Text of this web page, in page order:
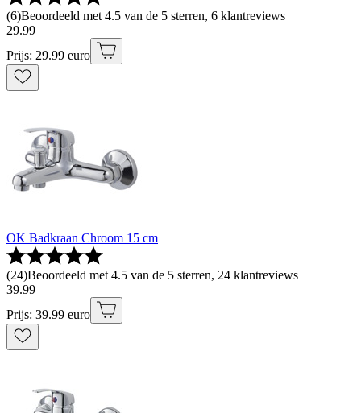
(6)Beoordeeld met 4.5 van de 5 sterren, 6 klantreviews
29.99
Prijs: 29.99 euro
OK Badkraan Chroom 15 cm
(24)Beoordeeld met 4.5 van de 5 sterren, 24 klantreviews
39.99
Prijs: 39.99 euro